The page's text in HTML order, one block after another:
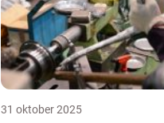
31 oktober 2025